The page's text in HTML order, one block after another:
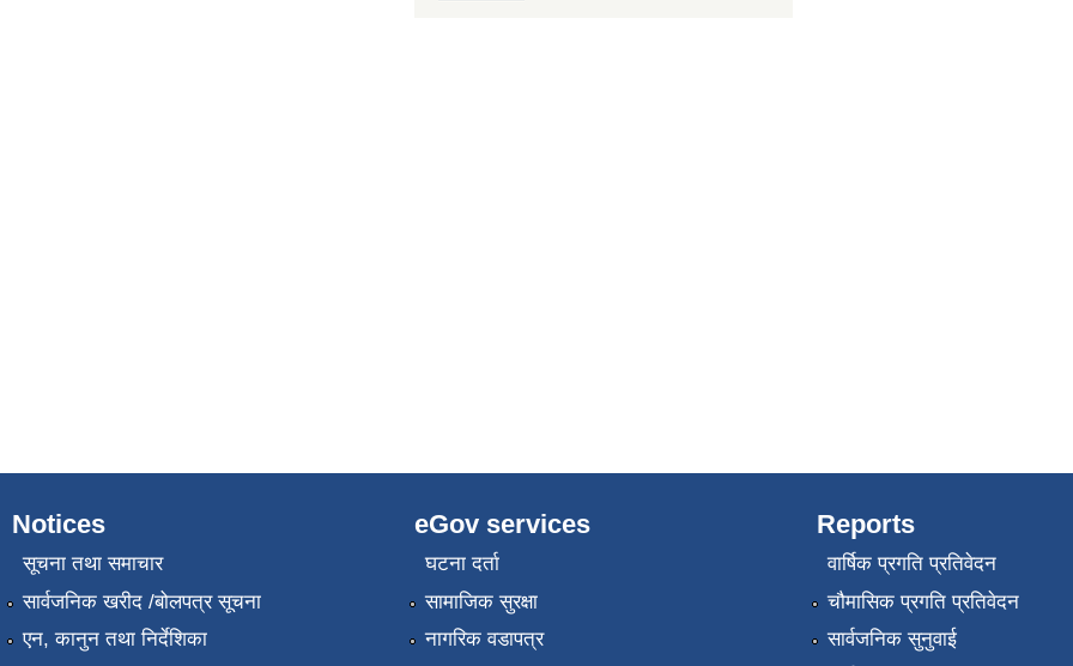
Notices
सूचना तथा समाचार
सार्वजनिक खरीद /बोलपत्र सूचना
एन, कानुन तथा निर्देशिका
eGov services
घटना दर्ता
सामाजिक सुरक्षा
नागरिक वडापत्र
Reports
वार्षिक प्रगति प्रतिवेदन
चौमासिक प्रगति प्रतिवेदन
सार्वजनिक सुनुवाई